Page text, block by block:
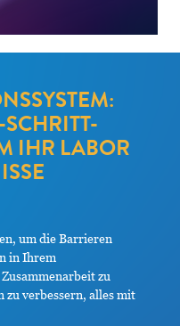
IHR LABOR
um die Barrieren
in Ihrem
zu
verbessern, alles mit